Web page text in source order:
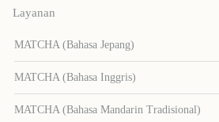
Layanan
MATCHA (Bahasa Jepang)
MATCHA (Bahasa Inggris)
MATCHA (Bahasa Mandarin Tradisional)